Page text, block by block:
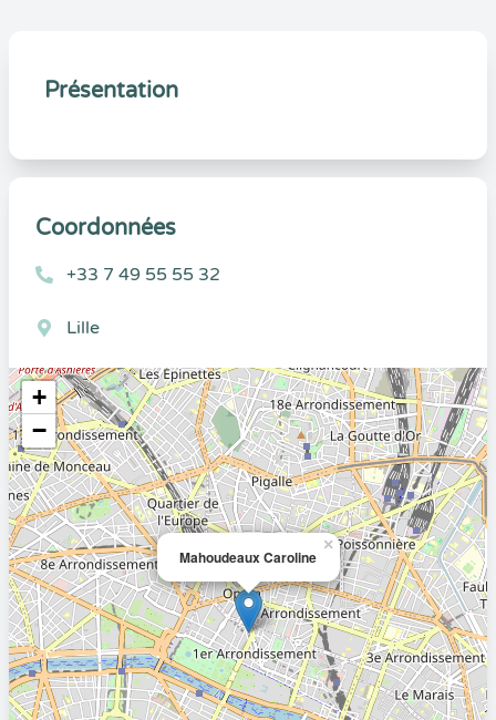
Présentation
Coordonnées
+33 7 49 55 55 32
Lille
Mahoudeaux Caroline
×
+
−